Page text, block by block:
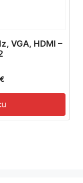
VGA, HDMI –